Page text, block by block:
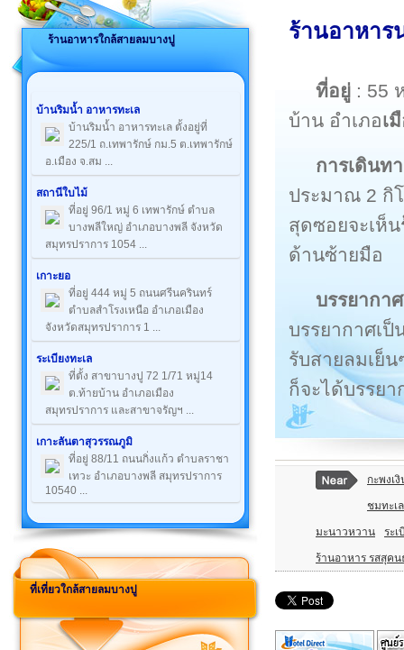
ร้านอาหารใกล้สายลมบางปู
บ้านริมน้ำ อาหารทะเล
บ้านริมน้ำ อาหารทะเล ตั้งอยู่ที่
225/1 ถ.เทพารักษ์ กม.5 ต.เทพารักษ์
อ.เมือง จ.สม ...
สถานีใบไม้
ที่อยู่ 96/1 หมู่ 6 เทพารักษ์ ตำบล
บางพลีใหญ่ อำเภอบางพลี จังหวัด
สมุทรปราการ 1054 ...
เกาะยอ
ที่อยู่ 444 หมู่ 5 ถนนศรีนครินทร์
ตำบลสำโรงเหนือ อำเภอเมือง
จังหวัดสมุทรปราการ 1 ...
ระเบียงทะเล
ที่ตั้ง สาขาบางปู 72 1/71 หมู่14
ต.ท้ายบ้าน อำเภอเมือง
สมุทรปราการ และสาขาจรัญฯ ...
เกาะลันตาสุวรรณภูมิ
ที่อยู่ 88/11 ถนนกิ่งแก้ว ตำบลราชา
เทวะ อำเภอบางพลี สมุทรปราการ
10540 ...
ที่เที่ยวใกล้สายลมบางปู
ร้านอาหาร
ที่อยู่ : 55
บ้าน อำเภอเ
การเดินท
ประมาณ 2 กิ
สุดซอยจะเห็น
ด้านซ้ายมือ
บรรยากาศ
บรรยากาศเ
รับสายลมเย็
ก็จะได้บรรย
กะพงเงิ
ชมทะเ
มะนาวหวาน ระเ
ร้านอาหาร รสสุคน